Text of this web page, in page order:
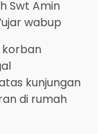
Swt Amin
wabup
korban
kunjungan
di rumah